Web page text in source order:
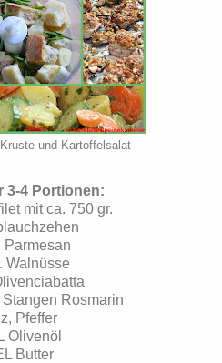
und Kartoffelsalat
3-4 Portionen:
mit ca. 750 gr.
Parmesan
Walnüsse
Rosmarin
Pfeffer
Olivenöl
Butter